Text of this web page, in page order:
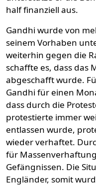
half finanziell aus.
Gandhi wurde von
seinem Vorhaben
weiterhin gegen die
schaffte es, dass das
abgeschafft wurde.
Gandhi für einen
dass durch die
protestierte immer
entlassen wurde,
wieder verhaftet.
für
Gefängnissen. Die
Engländer, somit